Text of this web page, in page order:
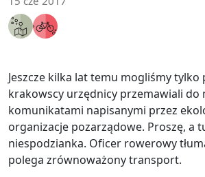
Jeszcze kilka lat temu mogliśmy tylko
krakowscy urzędnicy przemawiali do
komunikatami napisanymi przez
organizacje pozarządowe. Proszę, a
niespodzianka. Oficer rowerowy
polega zrównoważony transport.